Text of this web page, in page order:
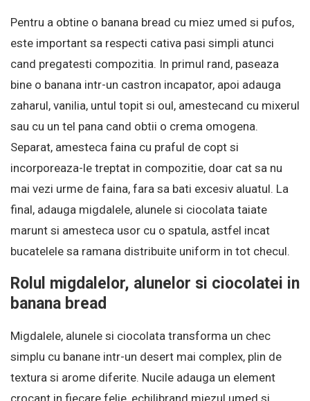
Pentru a obtine o banana bread cu miez umed si pufos,
este important sa respecti cativa pasi simpli atunci
cand pregatesti compozitia. In primul rand, paseaza
bine o banana intr-un castron incapator, apoi adauga
zaharul, vanilia, untul topit si oul, amestecand cu mixerul
sau cu un tel pana cand obtii o crema omogena.
Separat, amesteca faina cu praful de copt si
incorporeaza-le treptat in compozitie, doar cat sa nu
mai vezi urme de faina, fara sa bati excesiv aluatul. La
final, adauga migdalele, alunele si ciocolata taiate
marunt si amesteca usor cu o spatula, astfel incat
bucatelele sa ramana distribuite uniform in tot checul.
Rolul migdalelor, alunelor si ciocolatei in
banana bread
Migdalele, alunele si ciocolata transforma un chec
simplu cu banane intr-un desert mai complex, plin de
textura si arome diferite. Nucile adauga un element
crocant in fiecare felie, echilibrand miezul umed si